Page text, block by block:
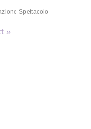
Spettacolo
»